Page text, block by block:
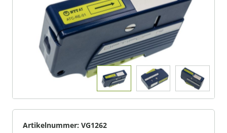
Artikelnummer: VG1262